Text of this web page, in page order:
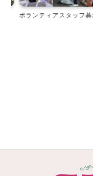
ボランティアスタッフ募集